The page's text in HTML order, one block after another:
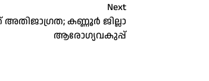
Next
കണ്ണൂർ ജില്ലാ
ആരോഗ്യവകുപ്പ്